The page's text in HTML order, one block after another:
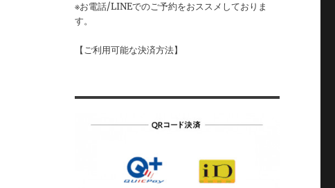
※お電話/LINEでのご予約をおススメしておりま
す。
【ご利用可能な決済方法】